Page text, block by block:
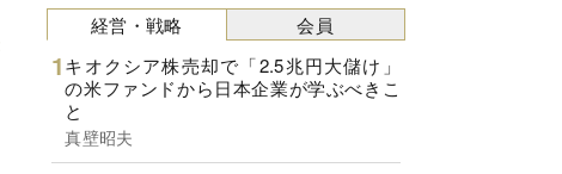
経営・戦略
キオクシア株売却で「2.5兆円大儲け」
の米ファンドから日本企業が学ぶべきこ
と
真壁昭夫
会員